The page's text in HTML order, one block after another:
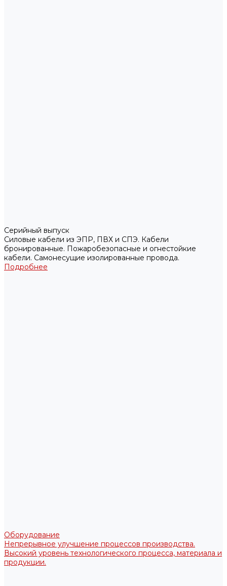
Серийный выпуск
Силовые кабели из ЭПР, ПВХ и СПЭ. Кабели
бронированные. Пожаробезопасные и огнестойкие
кабели. Самонесущие изолированные провода.
Подробнее
Оборудование
Непрерывное улучшение процессов производства.
Высокий уровень технологического процесса, материала и
продукции.